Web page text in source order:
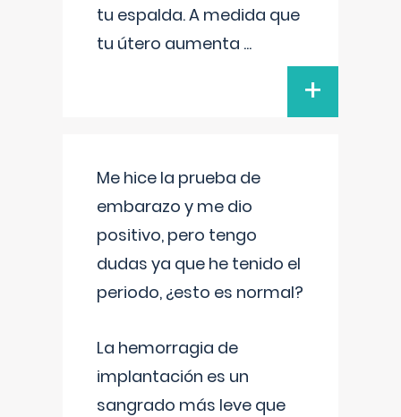
tu espalda. A medida que
tu útero aumenta ...
+
Me hice la prueba de
embarazo y me dio
positivo, pero tengo
dudas ya que he tenido el
periodo, ¿esto es normal?
La hemorragia de
implantación es un
sangrado más leve que